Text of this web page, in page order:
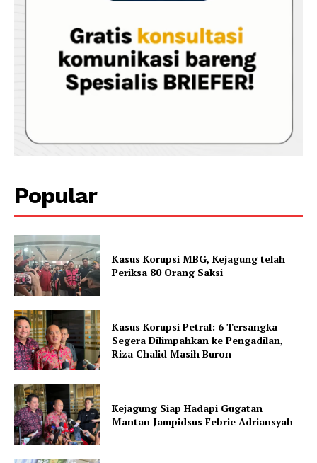
Popular
Kasus Korupsi MBG, Kejagung telah
Periksa 80 Orang Saksi
Kasus Korupsi Petral: 6 Tersangka
Segera Dilimpahkan ke Pengadilan,
Riza Chalid Masih Buron
Kejagung Siap Hadapi Gugatan
Mantan Jampidsus Febrie Adriansyah